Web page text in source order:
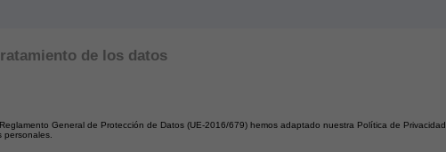
de los datos
General de Protección de Datos (UE-2016/679) hemos adaptado nuestra Política de Privacidad
personales.